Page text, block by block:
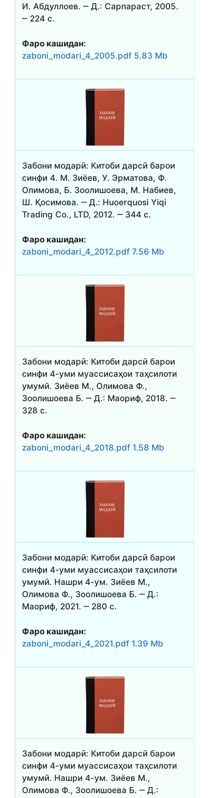
И. Абдуллоев. ‒ Д.: Сарпараст, 2005.
‒ 224 с.
Фаро кашидан:
zaboni_modari_4_2005.pdf 5.83 Mb
Забони модарӣ: Китоби дарсӣ барои
синфи 4. М. Зиёев, У. Эрматова, Ф.
Олимова, Б. Зоолишоева, М. Набиев,
Ш. Қосимова. ‒ Д.: Huoerquosi Yiqi
Trading Co., LTD, 2012. ‒ 344 с.
Фаро кашидан:
zaboni_modari_4_2012.pdf 7.56 Mb
Забони модарӣ: Китоби дарсӣ барои
синфи 4-уми муассисаҳои таҳсилоти
умумӣ. Зиёев М., Олимова Ф.,
Зоолишоева Б. ‒ Д.: Маориф, 2018. ‒
328 с.
Фаро кашидан:
zaboni_modari_4_2018.pdf 1.58 Mb
Забони модарӣ: Китоби дарсӣ барои
синфи 4-уми муассисаҳои таҳсилоти
умумӣ. Нашри 4-ум. Зиёев М.,
Олимова Ф., Зоолишоева Б. ‒ Д.:
Маориф, 2021. ‒ 280 с.
Фаро кашидан:
zaboni_modari_4_2021.pdf 1.39 Mb
Забони модарӣ: Китоби дарсӣ барои
синфи 4-уми муассисаҳои таҳсилоти
умумӣ. Нашри 4-ум. Зиёев М.,
Олимова Ф., Зоолишоева Б. ‒ Д.: